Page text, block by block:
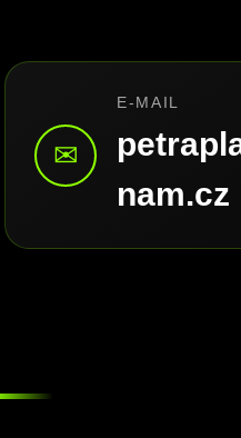
✉
E-MAIL
nam.cz